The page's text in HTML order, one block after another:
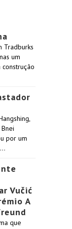
Tradburks
um
construção
por um
Vučić
A
que